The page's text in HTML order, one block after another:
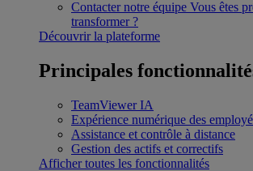
Contacter notre équipe Vous êtes
transformer ?
Découvrir la plateforme
Principales
TeamViewer IA
Expérience numérique des
Assistance et contrôle à distance
Gestion des actifs et correctifs
Afficher toutes les fonctionnalités